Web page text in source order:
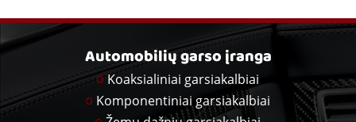
Automobilių garso įranga
Koaksialiniai garsiakalbiai
Komponentiniai garsiakalbiai